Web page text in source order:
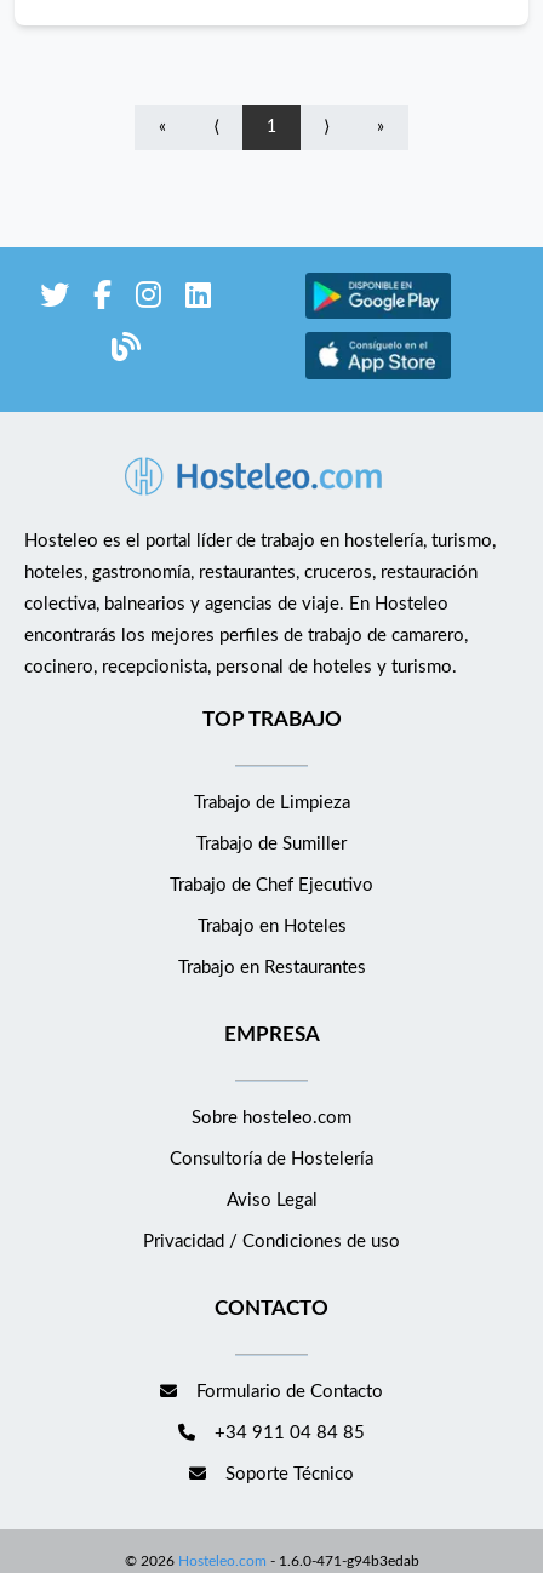
alimentos, aplicando las técnicas correspondientes cumpliendo
los estándares de calidad, las normas y prácticas de seguridad e
productos de uso en la cocina. Preparar, cocinar y presentar los
productos de uso culinario. Revisar y controlar el material de
uso en la cocina, comunicando cualquier incidencia al respecto.
Colaborar en la planificación de menús y cartas. Colaborar en la
gestión de compras, inventarios y costes. Controlar y cuidar la
limpieza y controlar el buen estado de equipos, maquinaria y
utillaje de hostelería. Actuar bajo las normas de seguridad,
higiene y protección ambiental en hostelería. Requisitos Perfil
del candidato/a: Buscamos a un/a profesional con un fuerte
sentido de la hospitalidad y con experiencia en el sector de
el título de FP Medio de Cocina y Gastronomía . Preocupación
en equipo. Pasión por el servicio y búsqueda constante de la
mejora en la experiencia del cliente. Conocimiento pizzería en
altamente profesional y apasionado por el sector de la
hospitalidad. Oportunidades de crecimiento y desarrollo
beneficios asociados al puesto. Jornada completa y 2 días libres
a la semana. Incorporación inmediata Creemos que cada
miembro de nuestro equipo es esencial para ofrecer la
pasión por el servicio, disfrutas de la hospitalidad mediterránea
y quieres crecer con nosotros, ¡te estamos buscando! Únete a
« ⟨ 1 ⟩ »
Hosteleo es el portal líder de trabajo en hostelería, turismo,
hoteles, gastronomía, restaurantes, cruceros, restauración
colectiva, balnearios y agencias de viaje. En Hosteleo
encontrarás los mejores perfiles de trabajo de camarero,
cocinero, recepcionista, personal de hoteles y turismo.
TOP TRABAJO
Trabajo de Limpieza
Trabajo de Sumiller
Trabajo de Chef Ejecutivo
Trabajo en Hoteles
Trabajo en Restaurantes
EMPRESA
Sobre hosteleo.com
Consultoría de Hostelería
Aviso Legal
Privacidad / Condiciones de uso
CONTACTO
Formulario de Contacto
+34 911 04 84 85
Soporte Técnico
© 2026 Hosteleo.com - 1.6.0-471-g94b3edab